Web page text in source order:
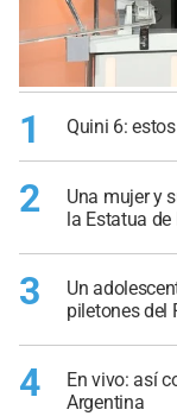
1 Quini 6:
2
Una mujer y
la Estatua
3
Un
piletones del
4
En vivo: así
Argentina